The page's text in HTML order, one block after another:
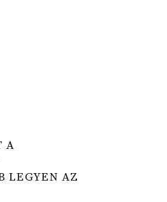
A
LEGYEN AZ